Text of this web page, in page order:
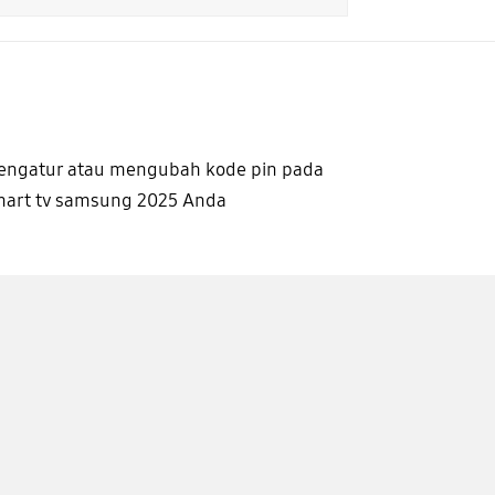
atau mengubah kode pin pada
tv samsung 2025 Anda